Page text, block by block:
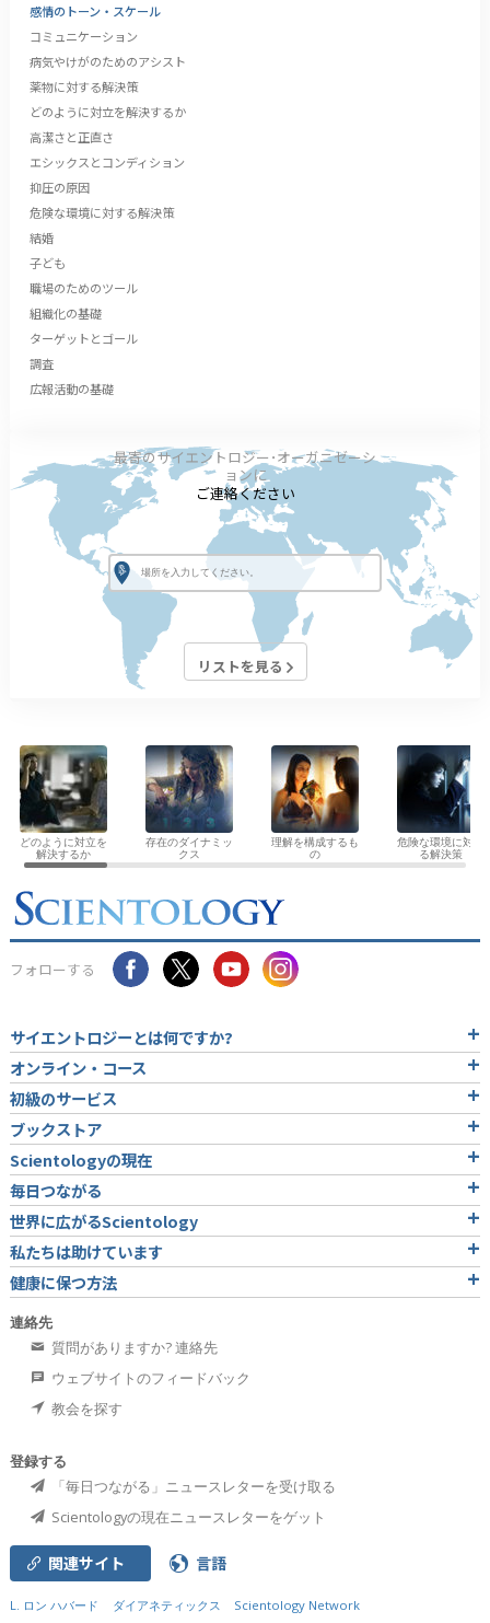
感情のトーン・スケール
コミュニケーション
病気やけがのためのアシスト
薬物に対する解決策
どのように対立を解決するか
高潔さと正直さ
エシックスとコンディション
抑圧の原因
危険な環境に対する解決策
結婚
子ども
職場のためのツール
組織化の基礎
ターゲットとゴール
調査
広報活動の基礎
最寄のサイエントロジー･オーガニゼーシ
ョンに
ご連絡ください
リストを見る
どのように対立を
解決するか
存在のダイナミッ
クス
理解を構成するも
の
危険な環境に対す
る解決策
フォローする
サイエントロジーとは何ですか?
オンライン・コース
初級のサービス
ブックストア
Scientologyの現在
毎日つながる
世界に広がるScientology
私たちは助けています
健康に保つ方法
連絡先
質問がありますか? 連絡先
ウェブサイトのフィードバック
教会を探す
登録する
「毎日つながる」ニュースレターを受け取る
Scientologyの現在ニュースレターをゲット
関連サイト 言語
L. ロン ハバード ダイアネティックス Scientology Network